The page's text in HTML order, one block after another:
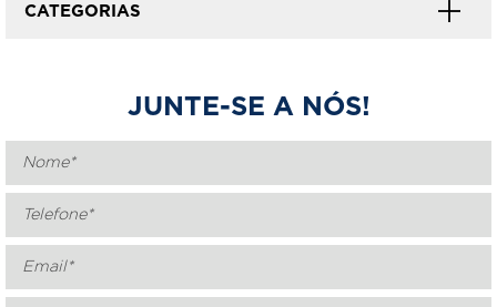
CATEGORIAS
JUNTE-SE A NÓS!